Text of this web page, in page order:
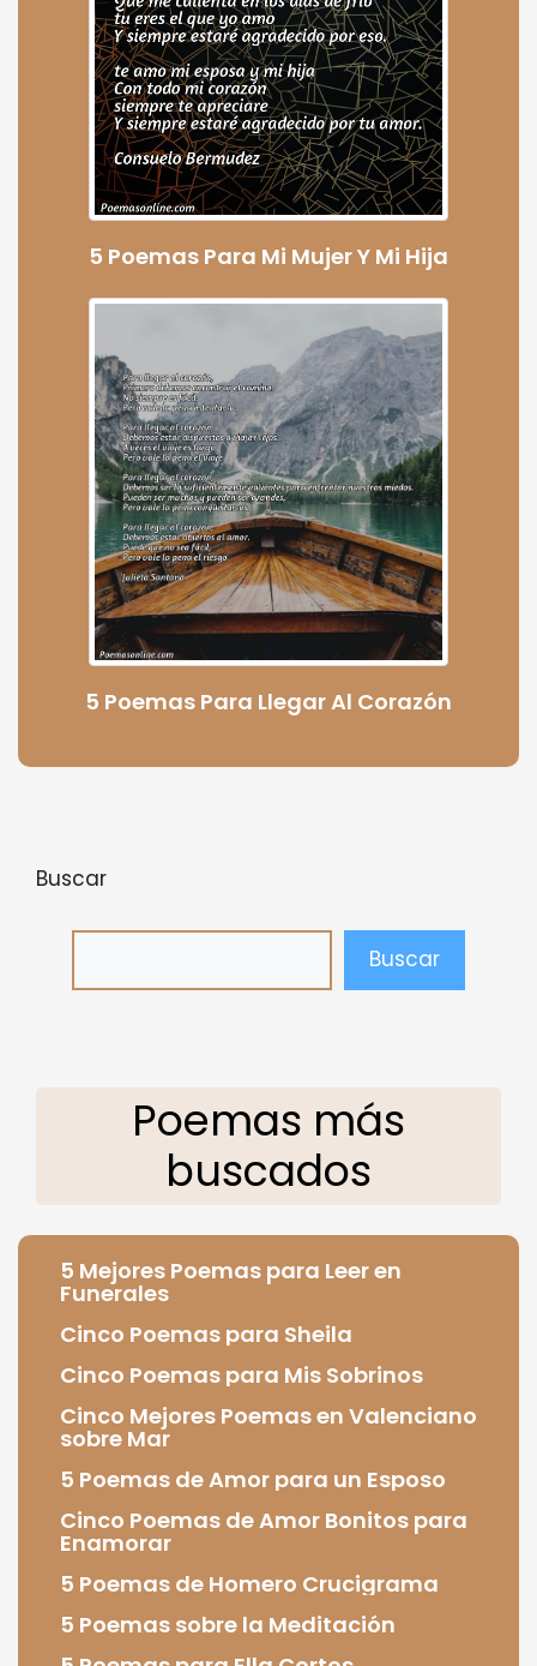
5 Poemas Para Mi Mujer Y Mi Hija
5 Poemas Para Llegar Al Corazón
Buscar
Buscar
Poemas más
buscados
5 Mejores Poemas para Leer en
Funerales
Cinco Poemas para Sheila
Cinco Poemas para Mis Sobrinos
Cinco Mejores Poemas en Valenciano
sobre Mar
5 Poemas de Amor para un Esposo
Cinco Poemas de Amor Bonitos para
Enamorar
5 Poemas de Homero Crucigrama
5 Poemas sobre la Meditación